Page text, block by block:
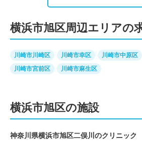
横浜市旭区周辺エリアの
川崎市川崎区 川崎市幸区 川崎市中原区
川崎市宮前区
川崎市麻生区
横浜市旭区の施設
神奈川県横浜市旭区二俣川のクリニック